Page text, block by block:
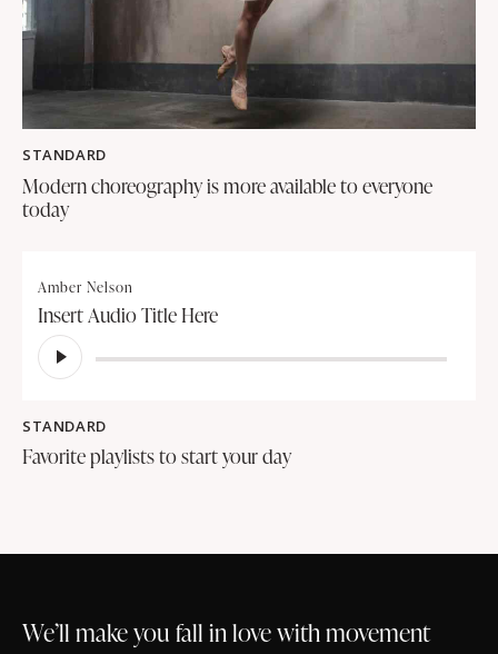
STANDARD
Modern choreography is more available to everyone
today
Amber Nelson
Insert Audio Title Here
Lecteur
audio
STANDARD
Favorite playlists to start your day
We’ll make you fall in love with movement